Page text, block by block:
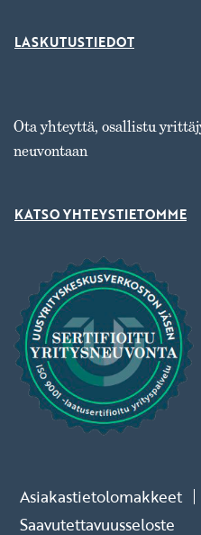
LASKUTUSTIEDOT
Ota yhteyttä, osallistu
neuvontaan
KATSO YHTEYSTIETOMME
Asiakastietolomakkeet
Saavutettavuusseloste